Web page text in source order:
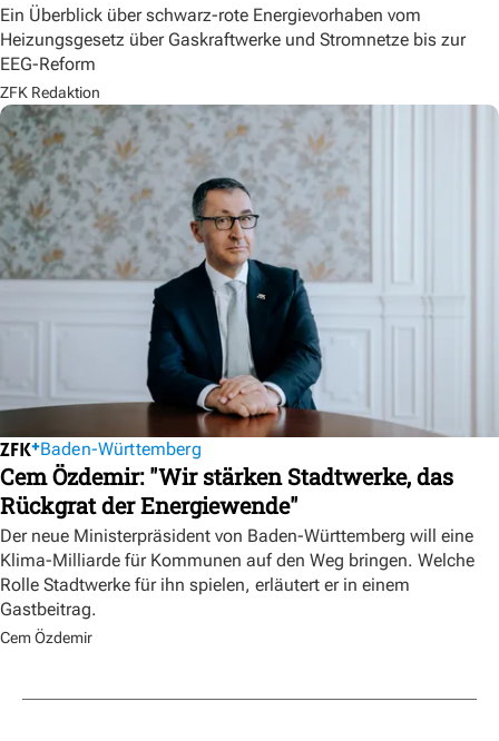
Ein Überblick über schwarz-rote Energievorhaben vom
Heizungsgesetz über Gaskraftwerke und Stromnetze bis zur
EEG-Reform
ZFK Redaktion
Baden-Württemberg
Cem Özdemir: "Wir stärken Stadtwerke, das
Rückgrat der Energiewende"
Der neue Ministerpräsident von Baden-Württemberg will eine
Klima-Milliarde für Kommunen auf den Weg bringen. Welche
Rolle Stadtwerke für ihn spielen, erläutert er in einem
Gastbeitrag.
Cem Özdemir